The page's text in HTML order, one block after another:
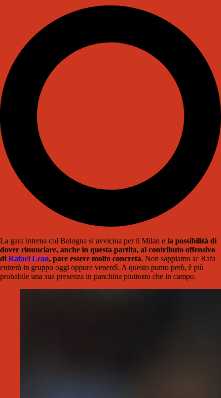
La gara interna col Bologna si avvicina per il Milan e la possibilità di
dover rinunciare, anche in questa partita, al contributo offensivo
diRafael Leao, pare essere molto concreta. Non sappiamo se Rafa
entrerà in gruppo oggi oppure venerdì. A questo punto però, è più
probabile una sua presenza in panchina piuttosto che in campo.